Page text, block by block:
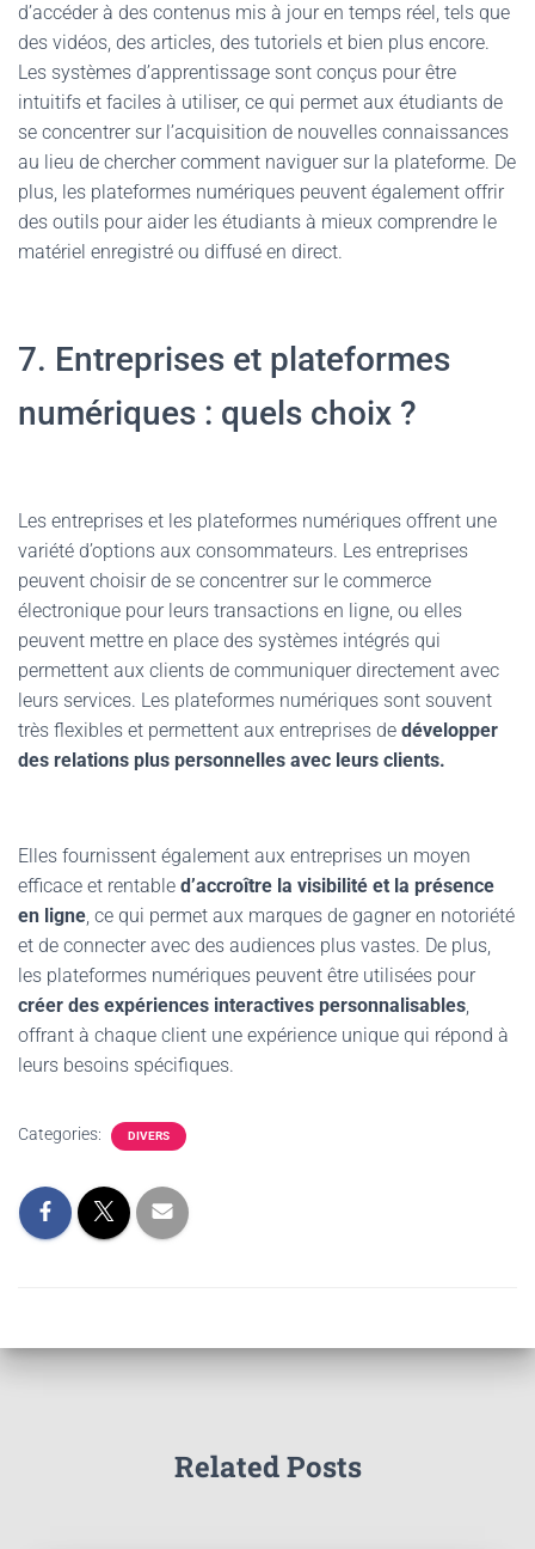
d’accéder à des contenus mis à jour en temps réel, tels que
des vidéos, des articles, des tutoriels et bien plus encore.
Les systèmes d’apprentissage sont conçus pour être
intuitifs et faciles à utiliser, ce qui permet aux étudiants de
se concentrer sur l’acquisition de nouvelles connaissances
au lieu de chercher comment naviguer sur la plateforme. De
plus, les plateformes numériques peuvent également offrir
des outils pour aider les étudiants à mieux comprendre le
matériel enregistré ou diffusé en direct.
7. Entreprises et plateformes
numériques : quels choix ?
Les entreprises et les plateformes numériques offrent une
variété d’options aux consommateurs. Les entreprises
peuvent choisir de se concentrer sur le commerce
électronique pour leurs transactions en ligne, ou elles
peuvent mettre en place des systèmes intégrés qui
permettent aux clients de communiquer directement avec
leurs services. Les plateformes numériques sont souvent
très flexibles et permettent aux entreprises de développer
des relations plus personnelles avec leurs clients.
Elles fournissent également aux entreprises un moyen
efficace et rentable d’accroître la visibilité et la présence
en ligne, ce qui permet aux marques de gagner en notoriété
et de connecter avec des audiences plus vastes. De plus,
les plateformes numériques peuvent être utilisées pour
créer des expériences interactives personnalisables,
offrant à chaque client une expérience unique qui répond à
leurs besoins spécifiques.
Categories: DIVERS
Related Posts